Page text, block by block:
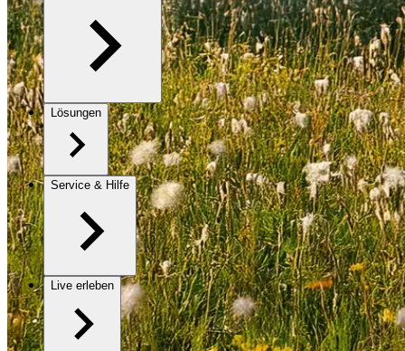
Lösungen
Service & Hilfe
Live erleben